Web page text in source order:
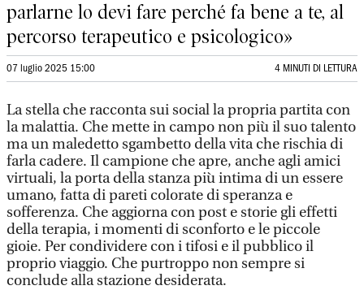
parlarne lo devi fare perché fa bene a te, al
percorso terapeutico e psicologico»
07 luglio 2025 15:00 4 MINUTI DI LETTURA
La stella che racconta sui social la propria partita con
la malattia. Che mette in campo non più il suo talento
ma un maledetto sgambetto della vita che rischia di
farla cadere. Il campione che apre, anche agli amici
virtuali, la porta della stanza più intima di un essere
umano, fatta di pareti colorate di speranza e
sofferenza. Che aggiorna con post e storie gli effetti
della terapia, i momenti di sconforto e le piccole
gioie. Per condividere con i tifosi e il pubblico il
proprio viaggio. Che purtroppo non sempre si
conclude alla stazione desiderata.